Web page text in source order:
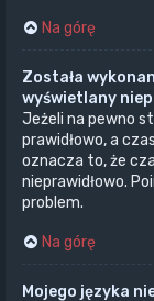
Na górę
Została
wyświetlany
Jeżeli na pewno
prawidłowo, a
oznacza to, że
nieprawidłowo.
problem.
Na górę
Mojego języka